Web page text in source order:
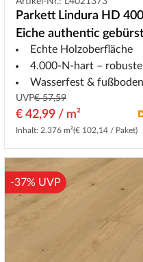
Parkett Lindura HD 400
Eiche authentic
8915 Landhausdiele
Echte Holzoberfläche
4.000-N-hart – robuster als
Wasserfest &
UVP€ 57,59
€ 42,99 / m²
Inhalt: 2.376 m²(€ 102,14 / Paket)
-37% UVP